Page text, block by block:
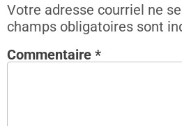
Votre adresse courriel ne
champs obligatoires sont
Commentaire *